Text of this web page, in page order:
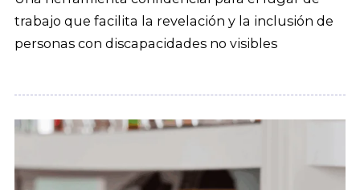
trabajo que facilita la revelación y la inclusión de
personas con discapacidades no visibles